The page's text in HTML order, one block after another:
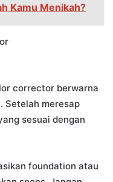
Kamu Menikah?
corrector berwarna
Setelah meresap
sesuai dengan
foundation atau